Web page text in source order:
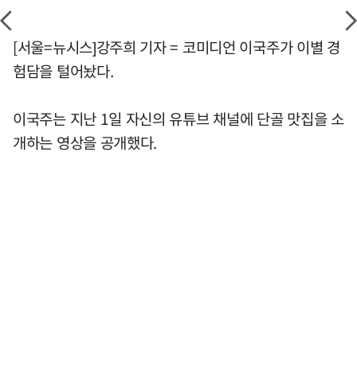
[서울=뉴시스]강주희 기자 = 코미디언 이국주가 이별 경
험담을 털어놨다.
이국주는 지난 1일 자신의 유튜브 채널에 단골 맛집을 소
개하는 영상을 공개했다.